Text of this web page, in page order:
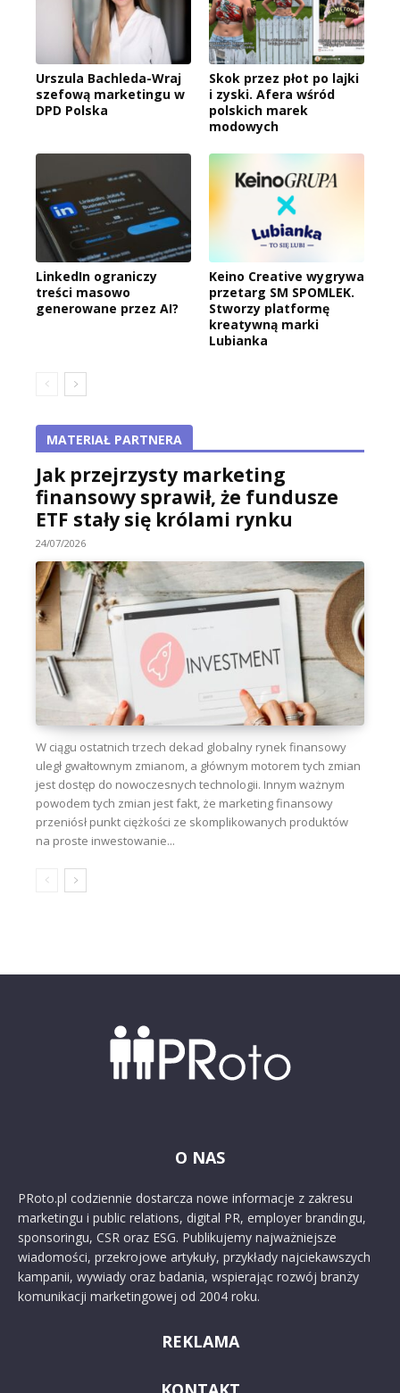
Urszula Bachleda-Wraj
szefową marketingu w
DPD Polska
Skok przez płot po lajki
i zyski. Afera wśród
polskich marek
modowych
LinkedIn ograniczy
treści masowo
generowane przez AI?
Keino Creative wygrywa
przetarg SM SPOMLEK.
Stworzy platformę
kreatywną marki
Lubianka
MATERIAŁ PARTNERA
Jak przejrzysty marketing
finansowy sprawił, że fundusze
ETF stały się królami rynku
24/07/2026
W ciągu ostatnich trzech dekad globalny rynek finansowy
uległ gwałtownym zmianom, a głównym motorem tych zmian
jest dostęp do nowoczesnych technologii. Innym ważnym
powodem tych zmian jest fakt, że marketing finansowy
przeniósł punkt ciężkości ze skomplikowanych produktów
na proste inwestowanie...
O NAS
PRoto.pl codziennie dostarcza nowe informacje z zakresu
marketingu i public relations, digital PR, employer brandingu,
sponsoringu, CSR oraz ESG. Publikujemy najważniejsze
wiadomości, przekrojowe artykuły, przykłady najciekawszych
kampanii, wywiady oraz badania, wspierając rozwój branży
komunikacji marketingowej od 2004 roku.
REKLAMA